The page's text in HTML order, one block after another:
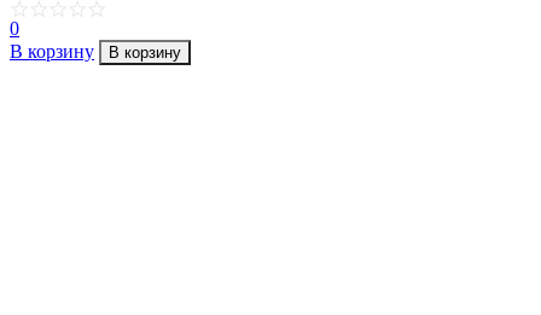
0
В корзину
В корзину